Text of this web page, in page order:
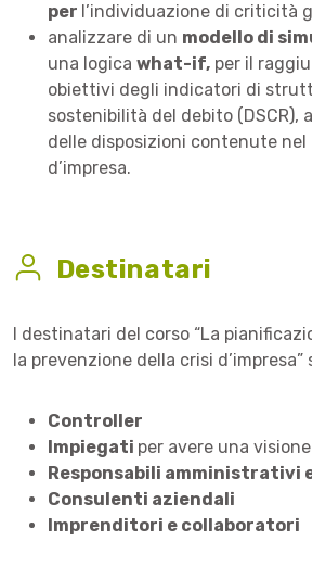
per l’individuazione di criticità
analizzare di un modello di
una logica what-if, per il
obiettivi degli indicatori di
sostenibilità del debito (DSCR),
delle disposizioni contenute nel
d’impresa.
Destinatari
I destinatari del corso “La
la prevenzione della crisi d’impresa”
Controller
Impiegati per avere una
Responsabili amministrativi
Consulenti aziendali
Imprenditori e collaboratori